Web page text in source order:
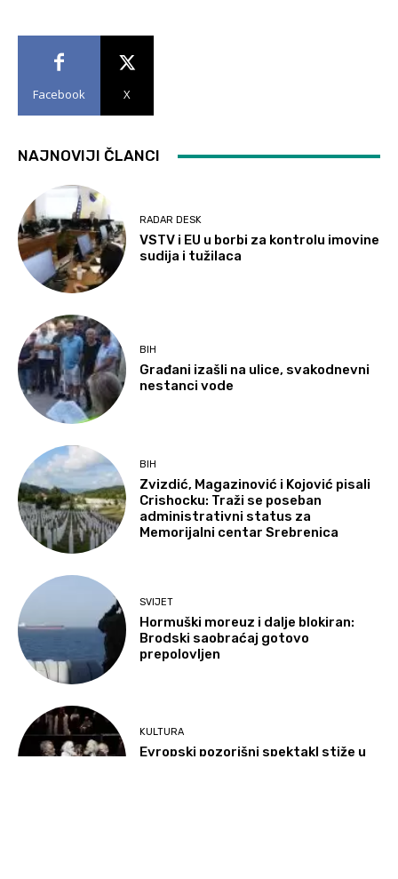
Facebook X
NAJNOVIJI ČLANCI
RADAR DESK
VSTV i EU u borbi za kontrolu imovine
sudija i tužilaca
BIH
Građani izašli na ulice, svakodnevni
nestanci vode
BIH
Zvizdić, Magazinović i Kojović pisali
Crishocku: Traži se poseban
administrativni status za
Memorijalni centar Srebrenica
SVIJET
Hormuški moreuz i dalje blokiran:
Brodski saobraćaj gotovo
prepolovljen
KULTURA
Evropski pozorišni spektakl stiže u